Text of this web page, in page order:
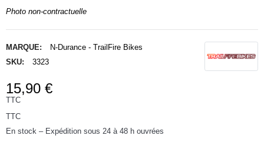
Photo non-contractuelle
MARQUE:
N-Durance - TrailFire Bikes
SKU:
3323
15,90 €
TTC
TTC
En stock – Expédition sous 24 à 48 h ouvrées